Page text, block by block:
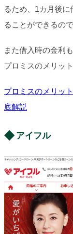
るため、1カ月後
ることができるので
また借入時の金利
プロミスのメリッ
プロミスのメリッ
底解説
アイフル